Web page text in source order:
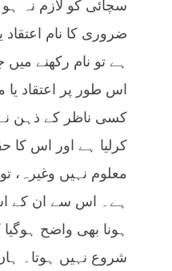
سچائی کو لازم نہ
ضروری کا نام اعتقاد
ہے تو نام رکھنے
اس طور پر اعتقاد
کسی ناظر کے ذہن
کرلیا ہے اور اس کا
معلوم نہیں وغیرہ،
ہے۔ اس سے ان کے
ہونا بھی واضح
شروع نہیں ہوتا۔